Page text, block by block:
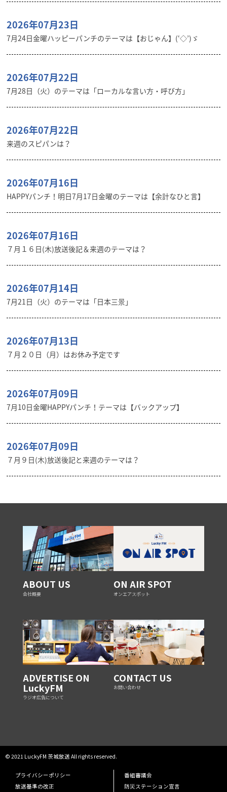
2026年07月23日
7月24日金曜ハッピーパンチのテーマは【おじゃん】(‘◇’)ゞ
2026年07月22日
7月28日（火）のテーマは「ローカルな言い方・呼び方」
2026年07月22日
来週のスピパンは？
2026年07月16日
HAPPYパンチ！明日7月17日金曜のテーマは【余計なひと言】
2026年07月16日
７月１６日(木)放送後記＆来週のテーマは？
2026年07月14日
7月21日（火）のテーマは「日本三景」
2026年07月13日
７月２０日（月）はお休み予定です
2026年07月09日
7月10日金曜HAPPYパンチ！テーマは【バックアップ】
2026年07月09日
７月９日(木)放送後記と来週のテーマは？
ABOUT US
会社概要
ON AIR SPOT
オンエアスポット
ADVERTISE ON
LuckyFM
ラジオ広告について
CONTACT US
お問い合わせ
© 2021 LuckyFM 茨城放送 All rights reserved.
プライバシーポリシー
番組審議会
放送基準の改正
防災ステーション宣言